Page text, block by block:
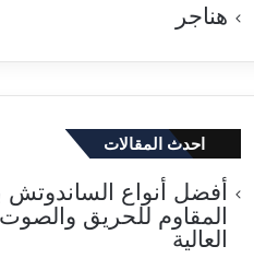
هناجر
احدث المقالات
أفضل أنواع الساندوتش
المقاوم للحريق
العالية